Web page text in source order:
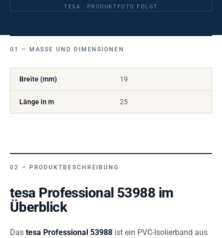
TESA · PRODUKTFOTO FOLGT
MASSE UND DIMENSIONEN
Breite (mm) 19
Länge in m 25
PRODUKTBESCHREIBUNG
tesa Professional 53988 im
Überblick
Das tesa Professional 53988 ist ein PVC-Isolierband aus